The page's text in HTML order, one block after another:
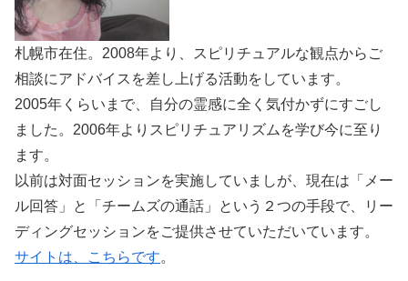
札幌市在住。2008年より、スピリチュアルな観点からご
相談にアドバイスを差し上げる活動をしています。
2005年くらいまで、自分の霊感に全く気付かずにすごし
ました。2006年よりスピリチュアリズムを学び今に至り
ます。
以前は対面セッションを実施していましが、現在は「メー
ル回答」と「チームズの通話」という２つの手段で、リー
ディングセッションをご提供させていただいています。
サイトは、こちらです。